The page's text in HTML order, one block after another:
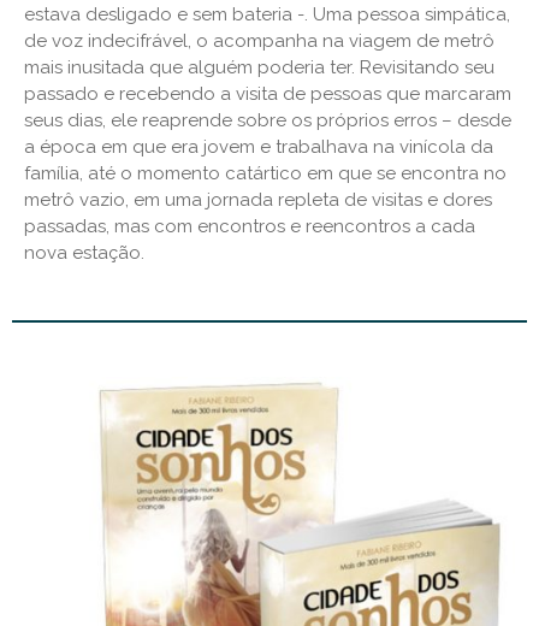
estava desligado e sem bateria -. Uma pessoa simpática,
de voz indecifrável, o acompanha na viagem de metrô
mais inusitada que alguém poderia ter. Revisitando seu
passado e recebendo a visita de pessoas que marcaram
seus dias, ele reaprende sobre os próprios erros – desde
a época em que era jovem e trabalhava na vinícola da
família, até o momento catártico em que se encontra no
metrô vazio, em uma jornada repleta de visitas e dores
passadas, mas com encontros e reencontros a cada
nova estação.